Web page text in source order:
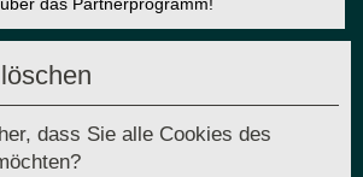
das Partnerprogramm!
dass Sie alle Cookies des